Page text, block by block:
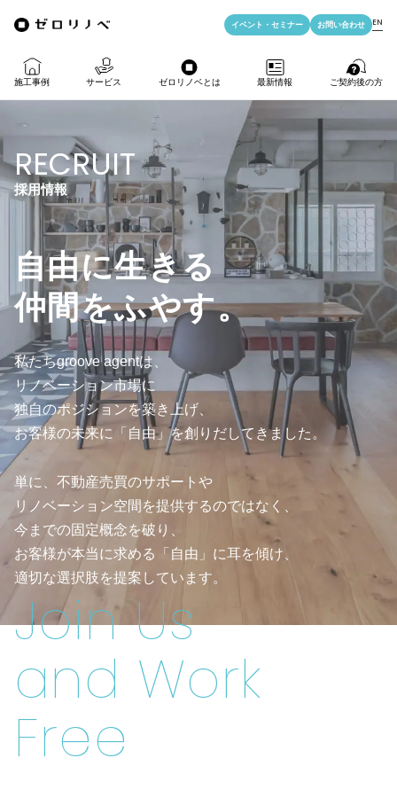
施工事例 サービス
物件購入＋リノベ
リノベのみ
物件購入
売却・住み替え
法人向けリノベ
リノベ料金プラン
ゼロリノベとは
ゼロリノベの特徴
ゼロリノベのひと
ゼロリノベの安心予算
満足度アンケート
メディア掲載
最新情報
イベント・セミナー
よみもの
資料ダウンロード
よくある質問
ご契約後の方
LIFE PASSPORT
アフターサポート
イベント・ セミナー お問い合わせ EN
RECRUIT
採用情報
自由に生きる
仲間をふやす。
私たちgroove agentは、
リノベーション市場に
独自のポジションを築き上げ、
お客様の未来に「自由」を創りだしてきました。
単に、不動産売買のサポートや
リノベーション空間を提供するのではなく、
今までの固定概念を破り、
お客様が本当に求める「自由」に耳を傾け、
適切な選択肢を提案しています。
Join Us
and Work
Free